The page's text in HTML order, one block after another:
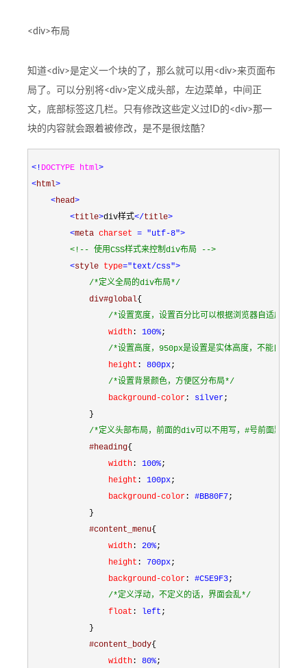
<div>布局
知道<div>是定义一个块的了，那么就可以用<div>来页面布
局了。可以分别将<div>定义成头部，左边菜单，中间正
文，底部标签这几栏。只有修改这些定义过ID的<div>那一
块的内容就会跟着被修改，是不是很炫酷？
<! DOCTYPE html>
<html>
<head>
<title>div样式</title>
<meta charset = "utf-8">
<!-- 使用CSS样式来控制div布局
-->
<style type="text/css">
/*定义全局的div布局*/
            div#global
{
/*设置宽度，设置百分比可以根据浏览器自适应宽度
                width
: 100%;
/*设置高度，950px是设置是实体高度，不能自适应的
                height
: 800px;
/*设置背景颜色，方便区分布局*/
                background-color
: silver;
}
/*定义头部布局，前面的div可以不用写，#号前面默认有
            #heading
{
                width
: 100%;
                height
: 100px;
                background-color
: #BB80F7;
}
            #content_menu
{
                width
: 20%;
                height
: 700px;
                background-color
: #C5E9F3;
/*定义浮动，不定义的话，界面会乱*/
                float
: left ;
}
            #content_body
{
                width
: 80%;